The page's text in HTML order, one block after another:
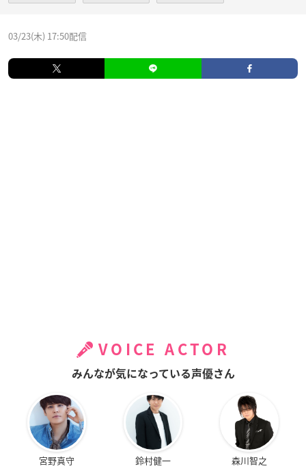
03/23(木) 17:50配信
VOICE ACTOR
みんなが気になっている声優さん
宮野真守 鈴村健一 森川智之